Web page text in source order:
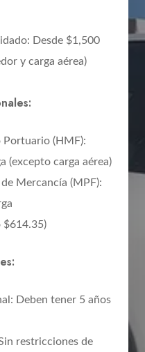
Desde $1,500
y carga aérea)
(HMF):
(excepto carga aérea)
Mercancía (MPF):
$614.35)
Deben tener 5 años
restricciones de